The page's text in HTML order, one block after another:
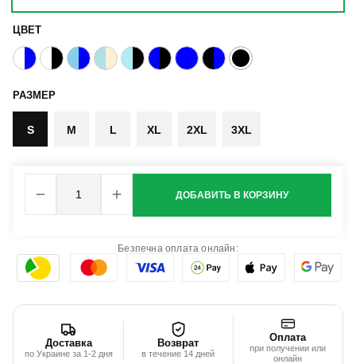
ЦВЕТ
РАЗМЕР
S M L XL 2XL 3XL
ДОБАВИТЬ В КОРЗИНУ
Безпечна оплата онлайн:
Доставка
по Украине за 1-2 дня
Возврат
в течение 14 дней
Оплата
при получении или
онлайн